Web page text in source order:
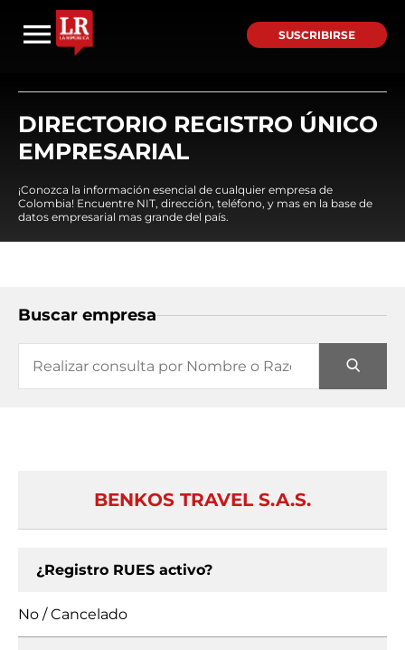
SUSCRIBIRSE
DIRECTORIO REGISTRO ÚNICO
EMPRESARIAL
¡Conozca la información esencial de cualquier empresa de
Colombia! Encuentre NIT, dirección, teléfono, y mas en la base de
datos empresarial mas grande del país.
Buscar empresa
BENKOS TRAVEL S.A.S.
¿Registro RUES activo?
No / Cancelado